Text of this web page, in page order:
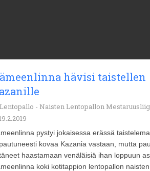
hävisi taistellen
Lentopallo - Naisten Lentopallon
pystyi jokaisessa erässä
kovaa Kazania vastaan, mutta
haastamaan venäläisiä ihan loppuun
koki kotitappion lentopallon